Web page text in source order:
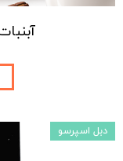
دبل اسپرسو